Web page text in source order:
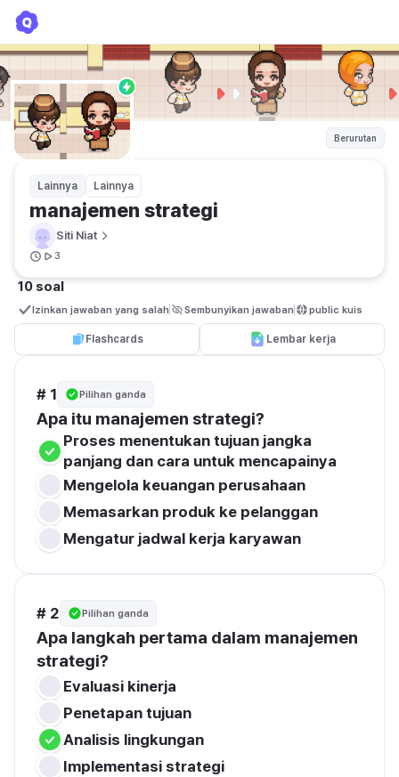
Berurutan
Lainnya Lainnya
manajemen strategi
Siti Niat
3
10 soal
Izinkan jawaban yang salah Sembunyikan jawaban public kuis
Flashcards Lembar kerja
# 1 Pilihan ganda
Apa itu manajemen strategi?
Proses menentukan tujuan jangka
panjang dan cara untuk mencapainya
Mengelola keuangan perusahaan
Memasarkan produk ke pelanggan
Mengatur jadwal kerja karyawan
# 2 Pilihan ganda
Apa langkah pertama dalam manajemen
strategi?
Evaluasi kinerja
Penetapan tujuan
Analisis lingkungan
Implementasi strategi